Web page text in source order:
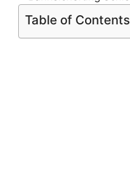
Table of Contents